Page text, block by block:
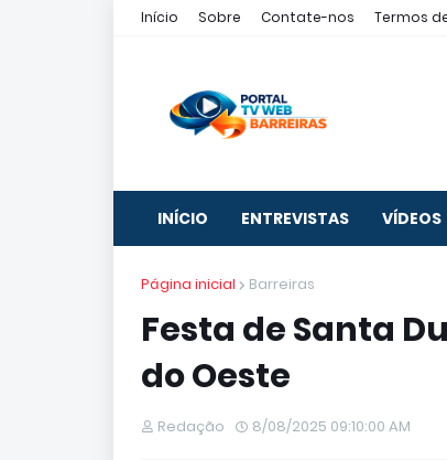
Início Sobre Contate-nos Termos
INÍCIO ENTREVISTAS VÍDEOS
Página inicial Barreiras
Festa de Santa
do Oeste
Redação 8/08/2025 09:10:00 AM